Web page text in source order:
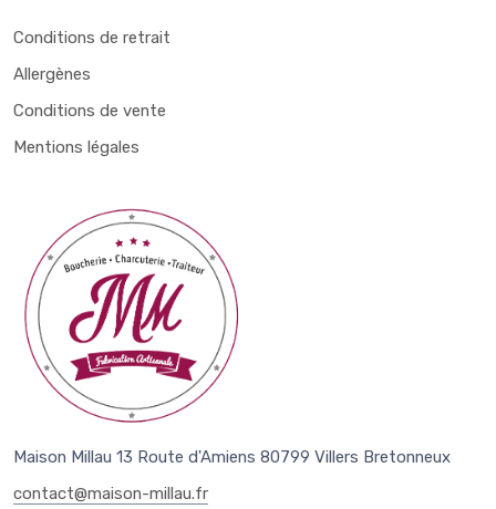
Conditions de retrait
Allergènes
Conditions de vente
Mentions légales
Maison Millau 13 Route d'Amiens 80799 Villers Bretonneux
contact@maison-millau.fr